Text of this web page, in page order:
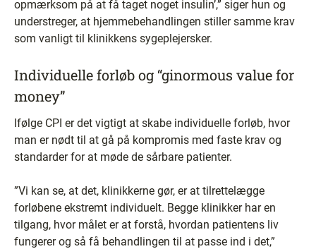
opmærksom på at få taget noget insulin’,” siger hun og
understreger, at hjemmebehandlingen stiller samme krav
som vanligt til klinikkens sygeplejersker.
Individuelle forløb og “ginormous value for
money”
Ifølge CPI er det vigtigt at skabe individuelle forløb, hvor
man er nødt til at gå på kompromis med faste krav og
standarder for at møde de sårbare patienter.
”Vi kan se, at det, klinikkerne gør, er at tilrettelægge
forløbene ekstremt individuelt. Begge klinikker har en
tilgang, hvor målet er at forstå, hvordan patientens liv
fungerer og så få behandlingen til at passe ind i det,”